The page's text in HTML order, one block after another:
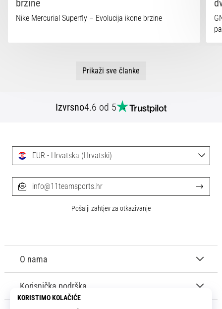
brzine
Nike Mercurial Superfly – Evolucija ikone brzine
Prikaži sve članke
Izvrsno4.6 od 5
O nama
Korisnička podrška
EUR - Hrvatska (Hrvatski)
info@11teamsports.hr
Pošalji zahtjev za otkazivanje